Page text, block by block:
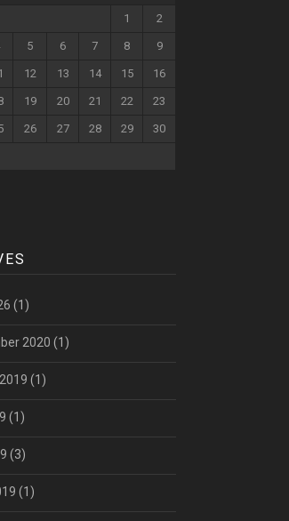
1 2
5 6 7 8 9
12 13 14 15 16
19 20 21 22 23
26 27 28 29 30
(1)
2020 (1)
(1)
(1)
(3)
(1)